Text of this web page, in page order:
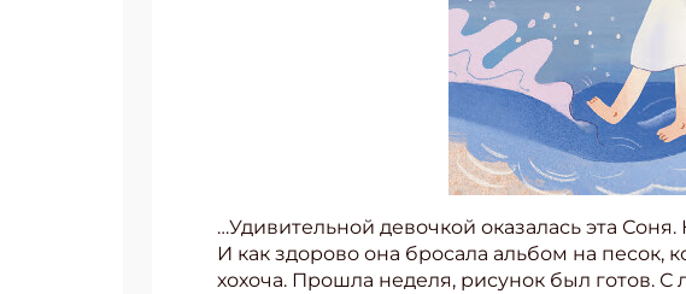
…Удивительной девочкой оказалась эта
И как здорово она бросала альбом на песок,
хохоча. Прошла неделя, рисунок был готов.